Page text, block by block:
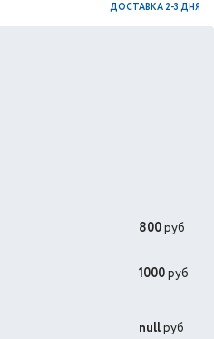
ДОСТАВКА 2-3 ДНЯ
800руб
1000руб
nullруб